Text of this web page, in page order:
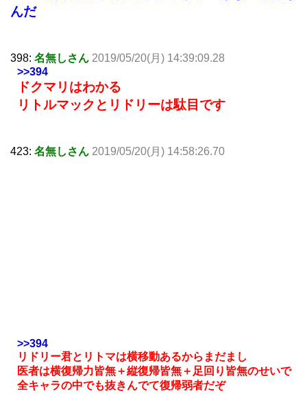
んだ
398: 名無しさん 2019/05/20(月) 14:39:09.28
>>394
ドクマリはわかる
リトルマックとリドリーは駄目です
423: 名無しさん 2019/05/20(月) 14:58:26.70
>>394
リドリー君とリトマは横移動あるからまだまし
医者は横復帰力皆無＋縦復帰皆無＋足回り皆無のせいで
全キャラの中でも抜きんでて復帰弱者だぞ